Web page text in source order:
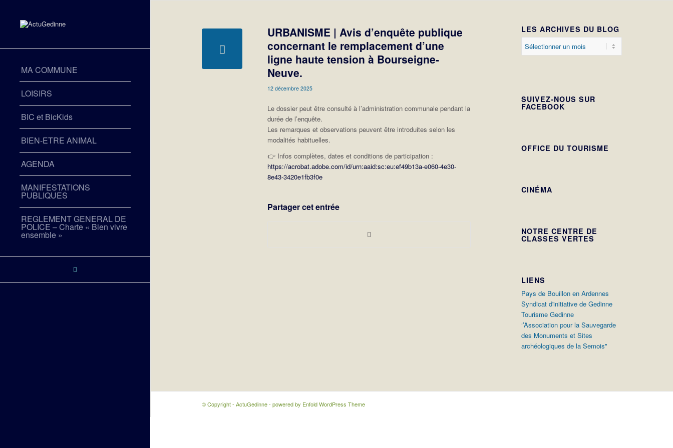
MA COMMUNE
LOISIRS
BIC et BicKids
BIEN-ETRE ANIMAL
AGENDA
MANIFESTATIONS
PUBLIQUES
REGLEMENT GENERAL DE
POLICE – Charte « Bien vivre
ensemble »
URBANISME | Avis d’enquête publique
concernant le remplacement d’une
ligne haute tension à Bourseigne-
Neuve.
12 décembre 2025
Le dossier peut être consulté à l’administration communale pendant la
durée de l’enquête.
Les remarques et observations peuvent être introduites selon les
modalités habituelles.
👉 Infos complètes, dates et conditions de participation :
https://acrobat.adobe.com/id/urn:aaid:sc:eu:ef49b13a-e060-4e30-
8e43-3420e1fb3f0e
Partager cet entrée
LES ARCHIVES DU BLOG
SUIVEZ-NOUS SUR
FACEBOOK
OFFICE DU TOURISME
CINÉMA
NOTRE CENTRE DE
CLASSES VERTES
LIENS
Pays de Bouillon en Ardennes
Syndicat d'initiative de Gedinne
Tourisme Gedinne
‘’Association pour la Sauvegarde
des Monuments et Sites
archéologiques de la Semois"
© Copyright - ActuGedinne -powered by Enfold WordPress Theme